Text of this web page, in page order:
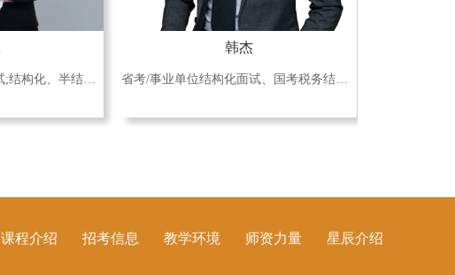
行测文科、公安专业笔试;结构化、半结构化、教招面试
韩杰
省考/事业单位结构化面试、国考税务结构化小组面试、教师结构化医疗结构化、国企/银行/人才引进半结构化
课程介绍 招考信息 教学环境 师资力量 星辰介绍